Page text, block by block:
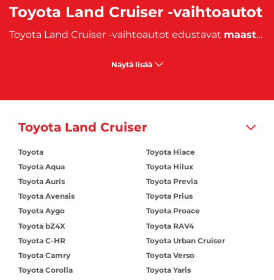
Toyota Land Cruiser -vaihtoautot
Toyota Land Cruiser -vaihtoautot edustavat maasturien eliittiä
Näytä lisää
Toyota Land Cruiser
Toyota
Toyota Aqua
Toyota Auris
Toyota Avensis
Toyota Aygo
Toyota bZ4X
Toyota C-HR
Toyota Camry
Toyota Corolla
Toyota Hiace
Toyota Hilux
Toyota Previa
Toyota Prius
Toyota Proace
Toyota RAV4
Toyota Urban Cruiser
Toyota Verso
Toyota Yaris